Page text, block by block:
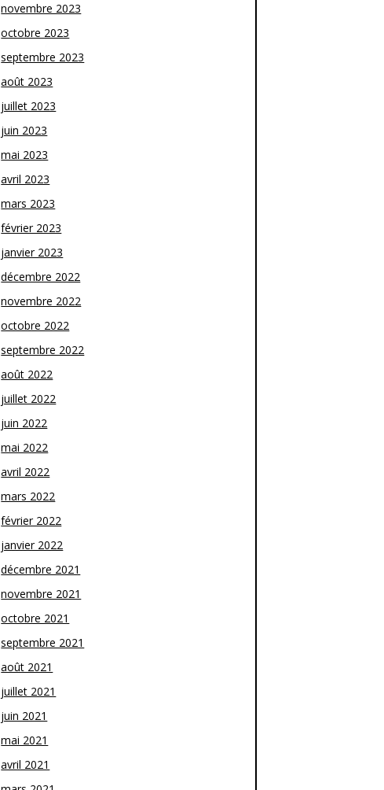
novembre 2023
octobre 2023
septembre 2023
août 2023
juillet 2023
juin 2023
mai 2023
avril 2023
mars 2023
février 2023
janvier 2023
décembre 2022
novembre 2022
octobre 2022
septembre 2022
août 2022
juillet 2022
juin 2022
mai 2022
avril 2022
mars 2022
février 2022
janvier 2022
décembre 2021
novembre 2021
octobre 2021
septembre 2021
août 2021
juillet 2021
juin 2021
mai 2021
avril 2021